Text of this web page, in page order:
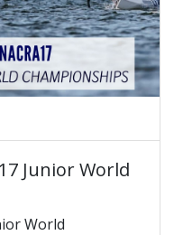
Junior World
World